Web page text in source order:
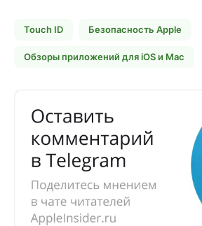
Touch ID Безопасность Apple
Обзоры приложений для iOS и Mac